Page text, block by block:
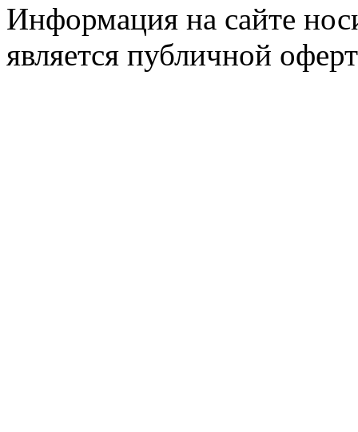
Информация на сайте
является публичной